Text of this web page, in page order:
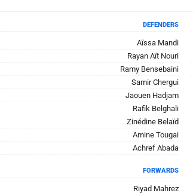
DEFENDERS
Aïssa Mandi
Rayan Aït Nouri
Ramy Bensebaini
Samir Chergui
Jaouen Hadjam
Rafik Belghali
Zinédine Belaïd
Amine Tougai
Achref Abada
FORWARDS
Riyad Mahrez